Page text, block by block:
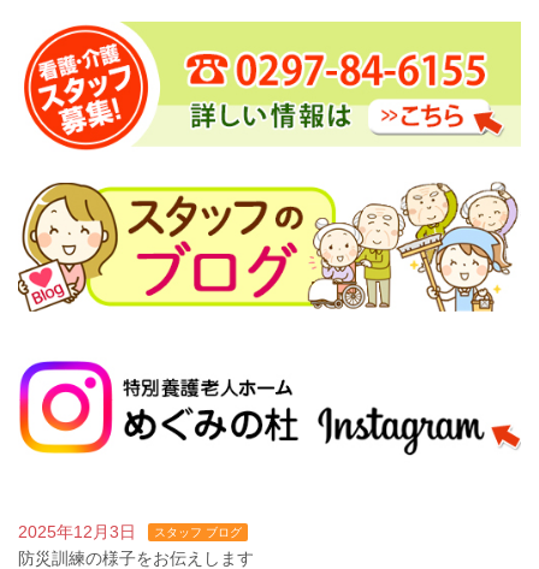
2025年12月3日 スタッフ ブログ
防災訓練の様子をお伝えします